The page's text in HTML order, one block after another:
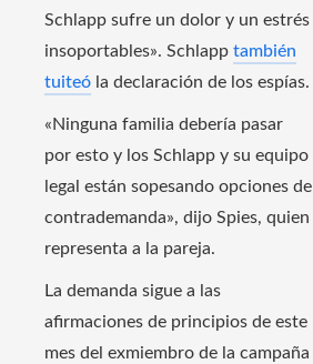
Schlapp sufre un dolor y un estrés
insoportables». Schlapp también
tuiteó la declaración de los espías.
«Ninguna familia debería pasar
por esto y los Schlapp y su equipo
legal están sopesando opciones de
contrademanda», dijo Spies, quien
representa a la pareja.
La demanda sigue a las
afirmaciones de principios de este
mes del exmiembro de la campaña